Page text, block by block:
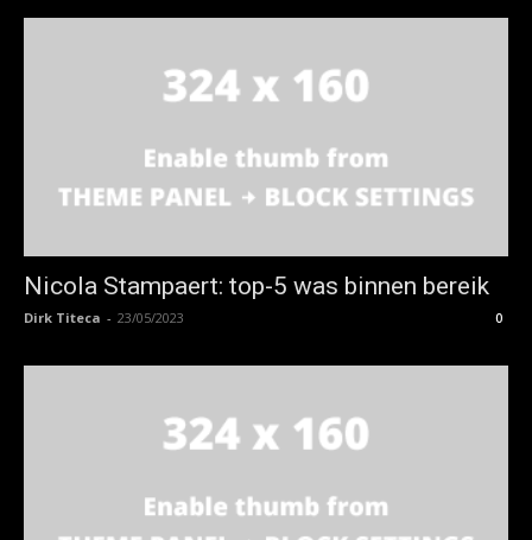
Nicola Stampaert: top-5 was binnen bereik
Dirk Titeca - 23/05/2023 0